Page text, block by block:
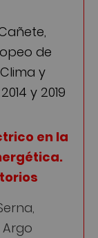
de
y
y 2019
en la